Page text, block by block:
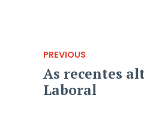
PREVIOUS
As recentes
Laboral